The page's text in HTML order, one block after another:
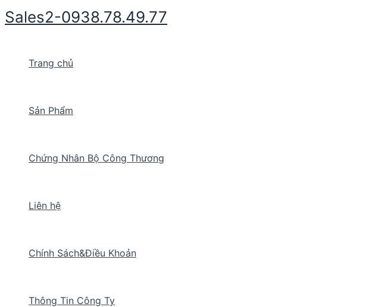
Nhảy
tới
Sales2-0938.78.49.77
Trang chủ
Sản Phẩm
Chứng Nhân Bộ Công Thương
Liên hệ
Chính Sách&Điều Khoản
Thông Tin Công Ty